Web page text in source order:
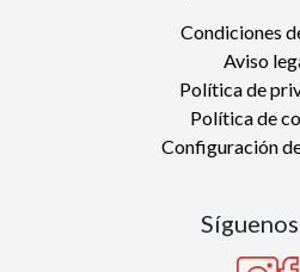
Condiciones
Aviso
Política de
Política de
Configuración